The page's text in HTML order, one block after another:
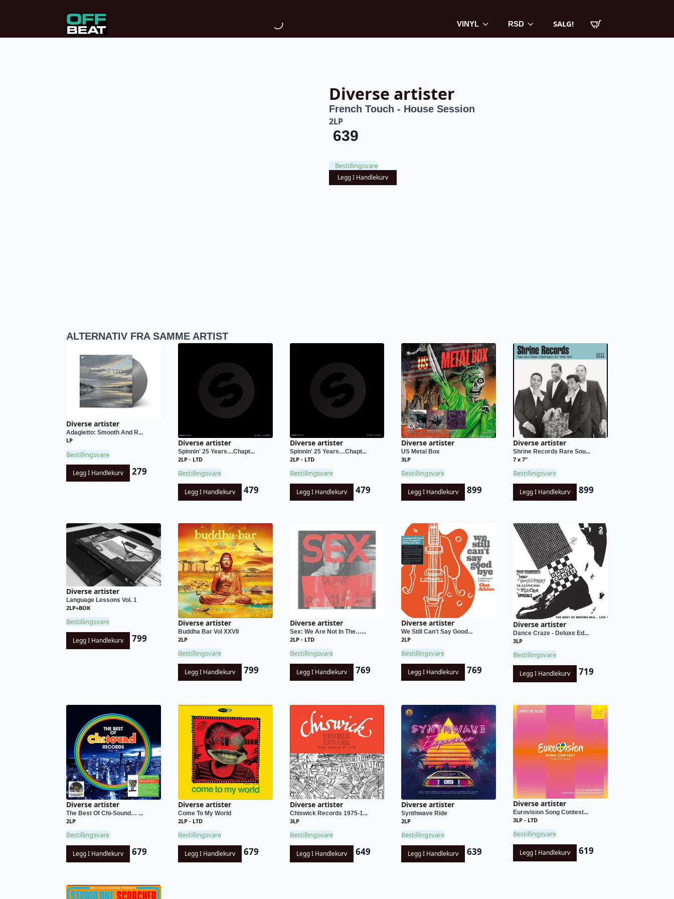
VINYL RSD SALG!
Diverse artister
French Touch - House Session
2LP
639
Bestillingsvare
Legg I Handlekurv
ALTERNATIV FRA SAMME ARTIST
Diverse artister
Adagietto: Smooth And R...
LP
Bestillingsvare
Legg I Handlekurv 279
Diverse artister
Spinnin' 25 Years…Chapt...
2LP - LTD
Bestillingsvare
Legg I Handlekurv 479
Diverse artister
Spinnin' 25 Years…Chapt...
2LP - LTD
Bestillingsvare
Legg I Handlekurv 479
Diverse artister
US Metal Box
3LP
Bestillingsvare
Legg I Handlekurv 899
Diverse artister
Shrine Records Rare Sou...
7 x 7"
Bestillingsvare
Legg I Handlekurv 899
Diverse artister
Language Lessons Vol. 1
2LP+BOK
Bestillingsvare
Legg I Handlekurv 799
Diverse artister
Buddha Bar Vol XXVII
2LP
Bestillingsvare
Legg I Handlekurv 799
Diverse artister
Sex: We Are Not In The…...
2LP - LTD
Bestillingsvare
Legg I Handlekurv 769
Diverse artister
We Still Can't Say Good...
2LP
Bestillingsvare
Legg I Handlekurv 769
Diverse artister
Dance Craze - Deluxe Ed...
3LP
Bestillingsvare
Legg I Handlekurv 719
Diverse artister
The Best Of Chi-Sound… ...
2LP
Bestillingsvare
Legg I Handlekurv 679
Diverse artister
Come To My World
2LP - LTD
Bestillingsvare
Legg I Handlekurv 679
Diverse artister
Chiswick Records 1975-1...
3LP
Bestillingsvare
Legg I Handlekurv 649
Diverse artister
Synthwave Ride
2LP
Bestillingsvare
Legg I Handlekurv 639
Diverse artister
Eurovision Song Contest...
3LP - LTD
Bestillingsvare
Legg I Handlekurv 619